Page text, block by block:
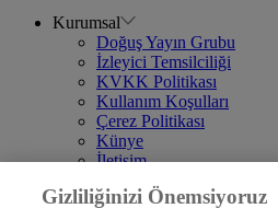
Kurumsal
Doğuş Yayın Grubu
İzleyici Temsilciliği
KVKK Politikası
Kullanım Koşulları
Çerez Politikası
Künye
İletişim
DYG Televizyonlar
Gizliliğinizi Önemsiyoruz